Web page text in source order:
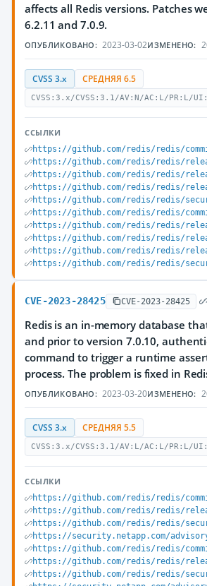
affects all Redis versions. Patches
6.2.11 and 7.0.9.
ОПУБЛИКОВАНО: 2023-03-02ИЗМЕНЕНО:
CVSS 3.x СРЕДНЯЯ 6.5
CVSS:3.x/CVSS:3.1/AV:N/AC:L/PR:L/
ССЫЛКИ
https://github.com/redis/redis/commit/
https://github.com/redis/redis/
https://github.com/redis/redis/
https://github.com/redis/redis/
https://github.com/redis/redis/
https://github.com/redis/redis/commit/
https://github.com/redis/redis/
https://github.com/redis/redis/
https://github.com/redis/redis/
https://github.com/redis/redis/
CVE-2023-28425 CVE-2023-28425
Redis is an in-memory database
and prior to version 7.0.10,
command to trigger a runtime
process. The problem is fixed in
ОПУБЛИКОВАНО: 2023-03-20ИЗМЕНЕНО:
CVSS 3.x СРЕДНЯЯ 5.5
CVSS:3.x/CVSS:3.1/AV:L/AC:L/PR:L/
ССЫЛКИ
https://github.com/redis/redis/commit/
https://github.com/redis/redis/
https://github.com/redis/redis/
https://security.netapp.com/
https://github.com/redis/redis/commit/
https://github.com/redis/redis/
https://github.com/redis/redis/